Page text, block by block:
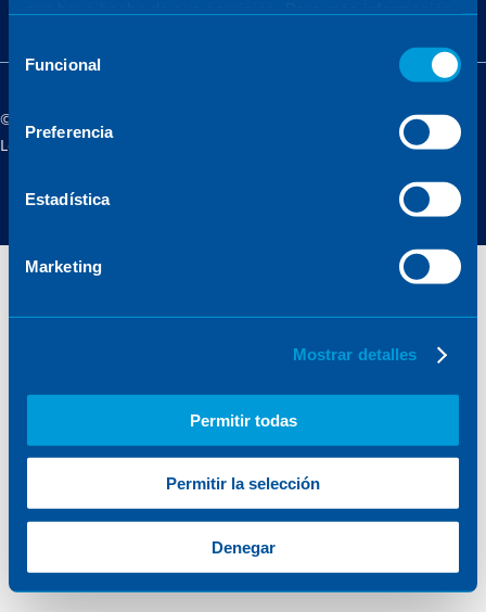
de Funcional
Preferencia
Estadística
Marketing
Mostrar detalles
Permitir todas
Permitir la selección
Denegar
©Sener - Sener Group 2026
Legal noticePrivacy policy